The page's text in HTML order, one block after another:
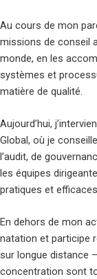
Au cours de mon
missions de conseil
monde, en les
systèmes et
matière de qualité.
Aujourd’hui,
Global, où je
l’audit, de
les équipes
pratiques et
En dehors de mon
natation et participe
sur longue distance
concentration sont